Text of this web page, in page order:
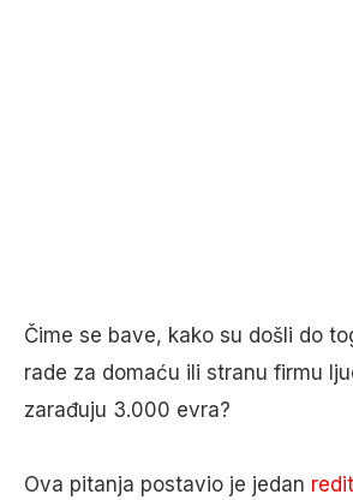
Čime se bave, kako su došli do
rade za domaću ili stranu firmu
zarađuju 3.000 evra?
Ova pitanja postavio je jedan